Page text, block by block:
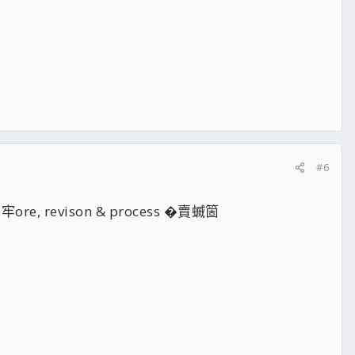
#6
revison & process �賣蝛箇